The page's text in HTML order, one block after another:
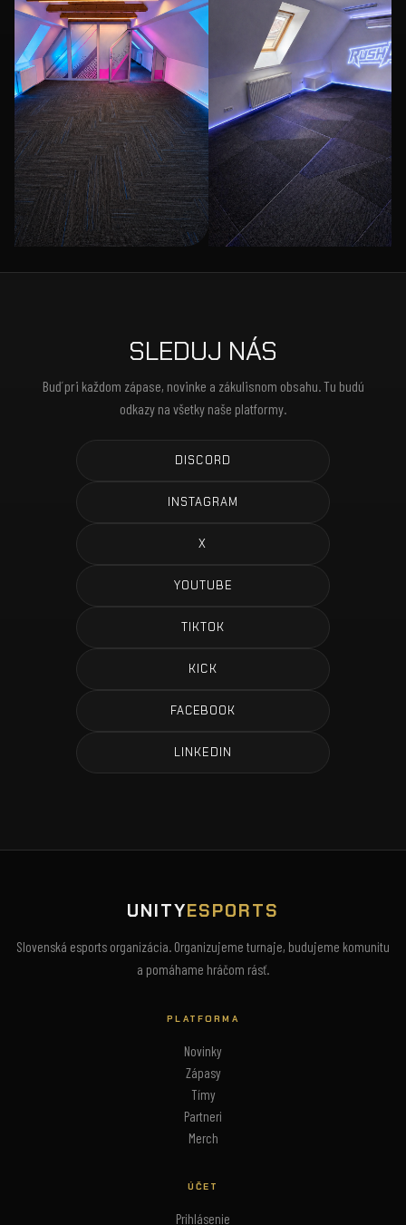
SLEDUJ NÁS
Buď pri každom zápase, novinke a zákulisnom obsahu. Tu budú
odkazy na všetky naše platformy.
DISCORD
INSTAGRAM
X
YOUTUBE
TIKTOK
KICK
FACEBOOK
LINKEDIN
UNITYESPORTS
Slovenská esports organizácia. Organizujeme turnaje, budujeme komunitu
a pomáhame hráčom rásť.
PLATFORMA
Novinky
Zápasy
Tímy
Partneri
Merch
ÚČET
Prihlásenie